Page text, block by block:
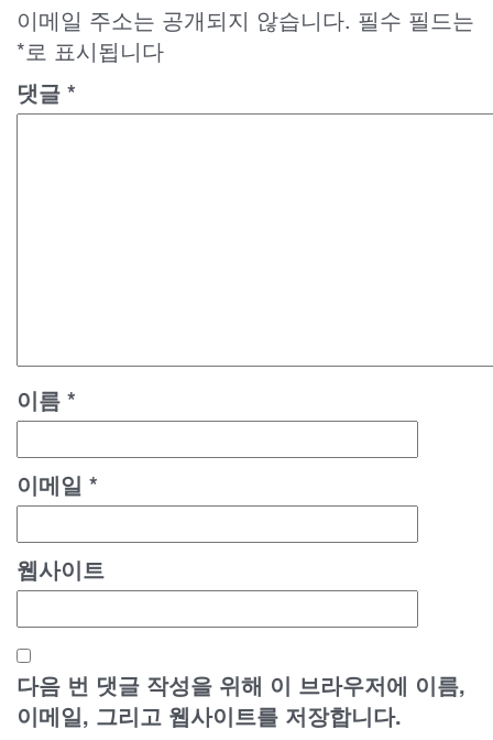
이메일 주소는 공개되지 않습니다. 필수 필드는
*로 표시됩니다
댓글 *
이름 *
이메일 *
웹사이트
다음 번 댓글 작성을 위해 이 브라우저에 이름,
이메일, 그리고 웹사이트를 저장합니다.